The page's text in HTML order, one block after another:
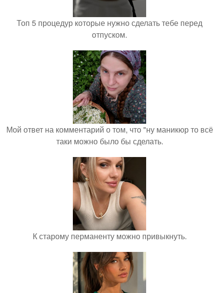
Топ 5 процедур которые нужно сделать тебе перед
отпуском.
Мой ответ на комментарий о том, что "ну маникюр то всё
таки можно было бы сделать.
К старому перманенту можно привыкнуть.